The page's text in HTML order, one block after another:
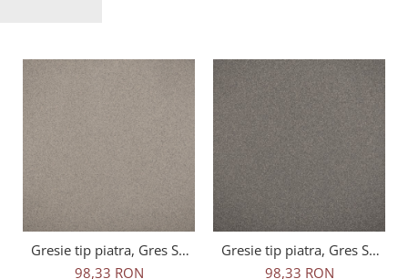
Gresie tip piatra, Gres SP
Mid Grey 6423, 33.3x33.3
98,33 RON
Gresie tip piatra, Gres SP
Anthracite 6421, 33.3x33.3
98,33 RON